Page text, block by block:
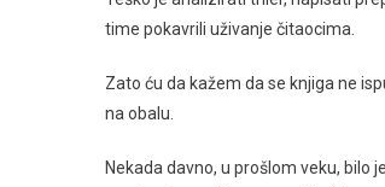
time pokavrili uživanje čitaocima.
Zato ću da kažem da se knjiga ne
na obalu.
Nekada davno, u prošlom veku, bilo